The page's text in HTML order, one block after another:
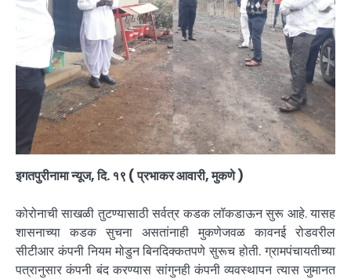
इगतपुरीनामा न्यूज, दि. १९ ( प्रभाकर आवारी, मुकणे )
कोरोनाची साखळी तुटण्यासाठी सर्वत्र कडक लॉकडाऊन सुरू आहे. यासह
शासनाच्या कडक सुचना असतांनाही मुकणेजवळ कावनई रोडवरील
सीटीआर कंपनी नियम मोडुन बिनदिक्कतपणे सुरूच होती. ग्रामपंचायतीच्या
पत्रानुसार कंपनी बंद करण्यास सांगुनही कंपनी व्यवस्थापन त्यास जुमानत